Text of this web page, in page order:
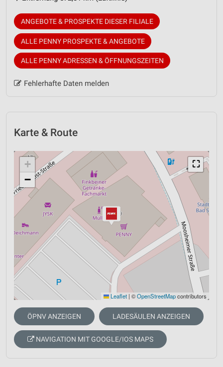
ANGEBOTE & PROSPEKTE DIESER FILIALE
ALLE PENNY PROSPEKTE & ANGEBOTE
ALLE PENNY ADRESSEN & ÖFFNUNGSZEITEN
Fehlerhafte Daten melden
Karte & Route
⛶
+
−
Leaflet | ©OpenStreetMapcontributors
ÖPNV ANZEIGEN LADESÄULEN ANZEIGEN
NAVIGATION MIT GOOGLE/IOS MAPS